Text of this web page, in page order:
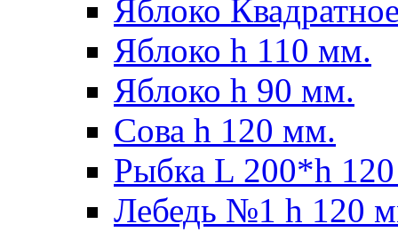
Яблоко
Яблоко h 110 мм.
Яблоко h 90 мм.
Сова h 120 мм.
Рыбка L 200*h
Лебедь №1 h 120